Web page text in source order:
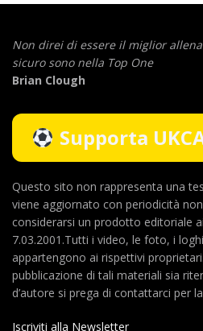
Non direi di essere il miglior
sicuro sono nella Top One
Brian Clough
Supporta
Questo sito non rappresenta una
viene aggiornato con periodicità
considerarsi un prodotto editoriale
7.03.2001.Tutti i video, le foto, i
appartengono ai rispettivi
pubblicazione di tali materiali sia
d’autore si prega di contattarci per
Iscriviti alla Newsletter